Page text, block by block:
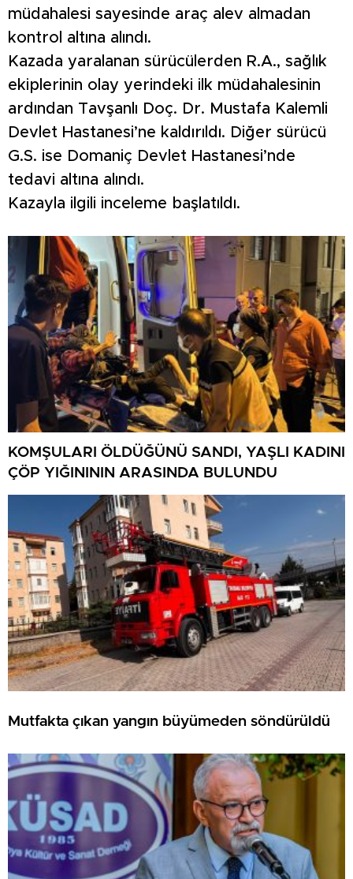
müdahalesi sayesinde araç alev almadan
kontrol altına alındı.
Kazada yaralanan sürücülerden R.A., sağlık
ekiplerinin olay yerindeki ilk müdahalesinin
ardından Tavşanlı Doç. Dr. Mustafa Kalemli
Devlet Hastanesi’ne kaldırıldı. Diğer sürücü
G.S. ise Domaniç Devlet Hastanesi’nde
tedavi altına alındı.
Kazayla ilgili inceleme başlatıldı.
KOMŞULARI ÖLDÜĞÜNÜ SANDI, YAŞLI KADINI
ÇÖP YIĞINININ ARASINDA BULUNDU
Mutfakta çıkan yangın büyümeden söndürüldü